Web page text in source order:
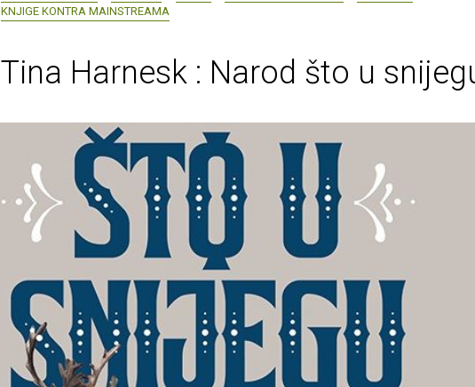
KNJIGE KONTRA MAINSTREAMA
Tina Harnesk : Narod što u